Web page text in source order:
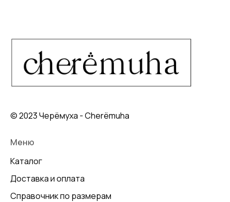
© 2023 Черёмуха - Cherёmuha
Меню
Каталог
Доставка и оплата
Справочник по размерам